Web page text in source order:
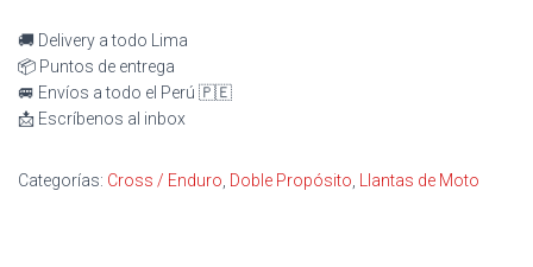
🚚 Delivery a todo Lima
📦 Puntos de entrega
🚐 Envíos a todo el Perú 🇵🇪
📩 Escríbenos al inbox
Categorías: Cross / Enduro Doble Propósito Llantas de Moto